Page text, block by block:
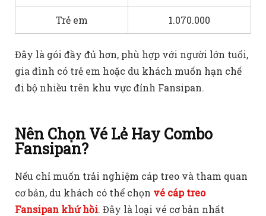
Trẻ em 1.070.000
Đây là gói đầy đủ hơn, phù hợp với người lớn tuổi,
gia đình có trẻ em hoặc du khách muốn hạn chế
đi bộ nhiều trên khu vực đỉnh Fansipan.
Nên Chọn Vé Lẻ Hay Combo
Fansipan?
Nếu chỉ muốn trải nghiệm cáp treo và tham quan
cơ bản, du khách có thể chọn vé cáp treo
Fansipan khứ hồi. Đây là loại vé cơ bản nhất